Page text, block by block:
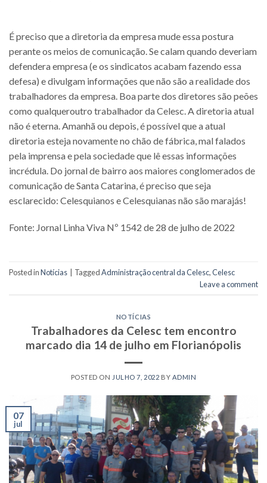
É preciso que a diretoria da empresa mude essa postura
perante os meios de comunicação. Se calam quando deveriam
defendera empresa (e os sindicatos acabam fazendo essa
defesa) e divulgam informações que não são a realidade dos
trabalhadores da empresa. Boa parte dos diretores são peões
como qualqueroutro trabalhador da Celesc. A diretoria atual
não é eterna. Amanhã ou depois, é possível que a atual
diretoria esteja novamente no chão de fábrica, mal falados
pela imprensa e pela sociedade que lê essas informações
incrédula. Do jornal de bairro aos maiores conglomerados de
comunicação de Santa Catarina, é preciso que seja
esclarecido: Celesquianos e Celesquianas não são marajás!
Fonte: Jornal Linha Viva Nº 1542 de 28 de julho de 2022
Posted inNotícias TaggedAdministração central da Celesc,Celesc
Leave a comment
NOTÍCIAS
Trabalhadores da Celesc tem encontro
marcado dia 14 de julho em Florianópolis
POSTED ON JULHO 7, 2022 BY ADMIN
07
jul